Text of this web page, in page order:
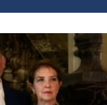
Programación
Podcast
Noticias
Reportajes
Columnas